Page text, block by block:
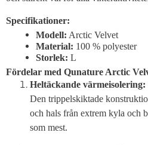
Specifikationer:
Modell: Arctic Velvet
Material: 100 % polyester
Storlek: L
Fördelar med Qunature Arctic
Heltäckande värmeisolering:
Den trippelskiktade
och hals från extrem kyla och
som mest.